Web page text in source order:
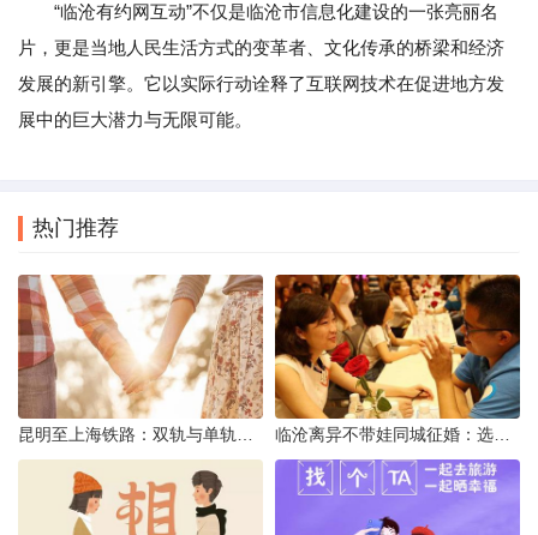
“临沧有约网互动”不仅是临沧市信息化建设的一张亮丽名
片，更是当地人民生活方式的变革者、文化传承的桥梁和经济
发展的新引擎。它以实际行动诠释了互联网技术在促进地方发
展中的巨大潜力与无限可能。
热门推荐